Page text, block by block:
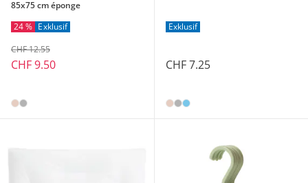
85x75 cm éponge
24 % Exklusif
CHF 12.55
CHF 9.50
Exklusif
CHF 7.25